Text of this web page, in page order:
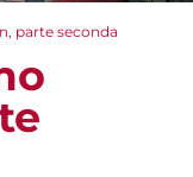
parte seconda